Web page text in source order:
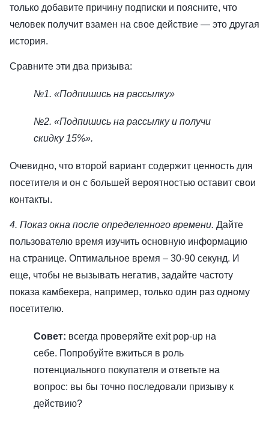
только добавите причину подписки и поясните, что
человек получит взамен на свое действие — это другая
история.
Сравните эти два призыва:
№1. «Подпишись на рассылку»
№2. «Подпишись на рассылку и получи
скидку 15%».
Очевидно, что второй вариант содержит ценность для
посетителя и он с большей вероятностью оставит свои
контакты.
4. Показ окна после определенного времени. Дайте
пользователю время изучить основную информацию
на странице. Оптимальное время – 30-90 секунд. И
еще, чтобы не вызывать негатив, задайте частоту
показа камбекера, например, только один раз одному
посетителю.
Совет: всегда проверяйте exit pop-up на
себе. Попробуйте вжиться в роль
потенциального покупателя и ответьте на
вопрос: вы бы точно последовали призыву к
действию?